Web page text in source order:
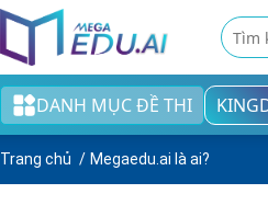
DANH MỤC ĐỀ THI
Khối tiểu học
Khối THCS
Trang chủ Megaedu.ai là ai?